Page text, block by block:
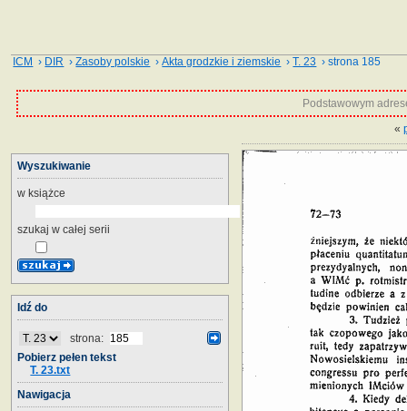
ICM › DIR ›Zasoby polskie ›Akta grodzkie i ziemskie ›T. 23 › strona 185
Podstawowym
«
Wyszukiwanie
w książce
szukaj w całej serii
Idź do
strona:
Pobierz pełen tekst
T. 23.txt
Nawigacja